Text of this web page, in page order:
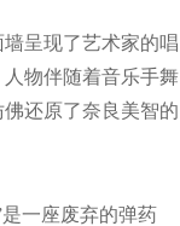
呈现了艺术家的唱
物伴随着音乐手舞
还原了奈良美智的
一座废弃的弹药